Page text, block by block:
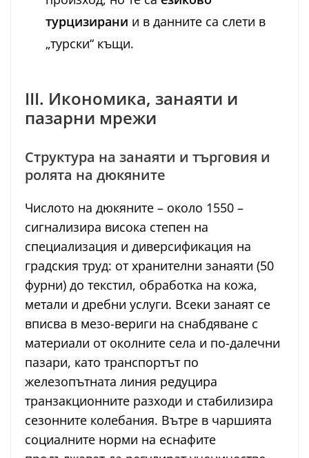
турцизирани и в данните са слети в
„турски“ къщи.
III. Икономика, занаяти и
пазарни мрежи
Структура на занаяти и търговия и
ролята на дюкяните
Числото на дюкяните – около 1550 –
сигнализира висока степен на
специализация и диверсификация на
градския труд: от хранителни занаяти (50
фурни) до текстил, обработка на кожа,
метали и дребни услуги. Всеки занаят се
вписва в мезо-вериги на снабдяване с
материали от околните села и по-далечни
пазари, като транспортът по
железопътната линия редуцира
транзакционните разходи и стабилизира
сезонните колебания. Вътре в чаршията
социалните норми на еснафите